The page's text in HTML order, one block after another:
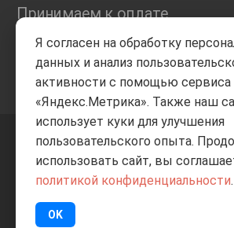
Принимаем к оплате
+7 8332205-805
ИП Баранов А.С. 2026
Я согласен на обработку
данных и анализ
активности с помощью сервиса
«Яндекс.Метрика». Также наш
использует куки для улучшения
пользовательского опыта.
использовать сайт, вы
политикой конфиденциальности.
OK